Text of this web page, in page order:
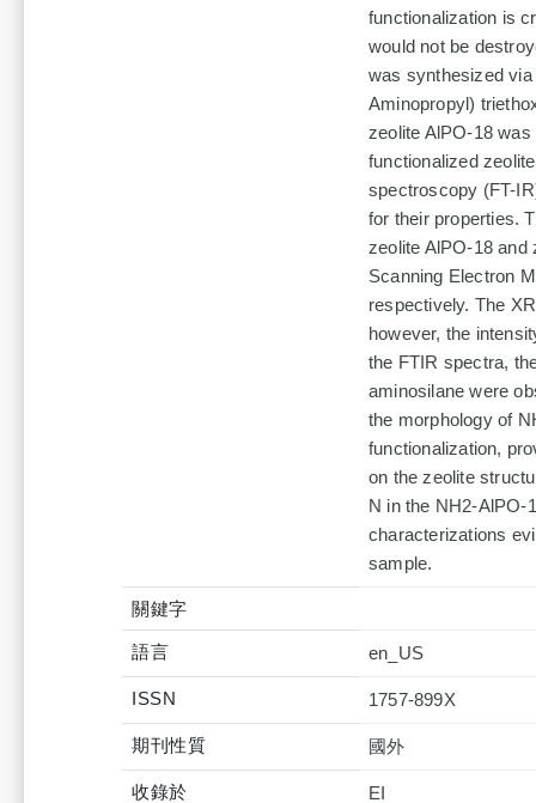
functionalization is
would not be
was synthesized
Aminopropyl)
zeolite AlPO-18
functionalized
spectroscopy (FT-
for their properties.
zeolite AlPO-18
Scanning Electron
respectively. The
however, the
the FTIR spectra,
aminosilane were
the morphology of
functionalization,
on the zeolite
N in the NH2-AlPO-
characterizations
sample.
關鍵字
語言 en_US
ISSN 1757-899X
期刊性質 國外
收錄於